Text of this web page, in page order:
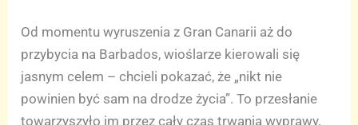
Od momentu wyruszenia z Gran Canarii aż do
przybycia na Barbados, wioślarze kierowali się
jasnym celem – chcieli pokazać, że „nikt nie
powinien być sam na drodze życia”. To przesłanie
towarzyszyło im przez cały czas trwania wyprawy.